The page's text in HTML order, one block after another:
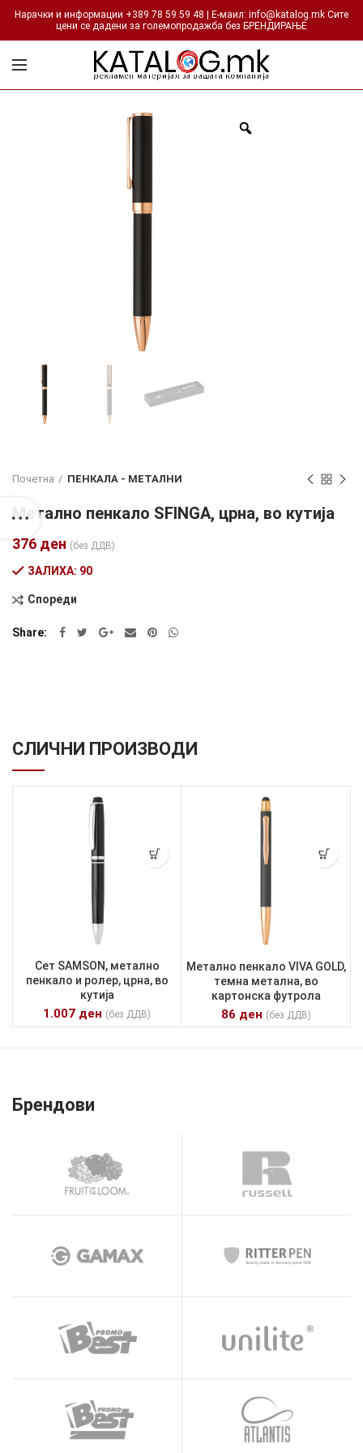
Нарачки и информации +389 78 59 59 48 | Е-маил: info@katalog.mk Сите
цени се дадени за големопродажба без БРЕНДИРАЊЕ
Почетна ПЕНКАЛА - МЕТАЛНИ
Метално пенкало SFINGA, црна, во кутија
376 ден (без ДДВ)
ЗАЛИХА: 90
Alternative:
Спореди
Share
СЛИЧНИ ПРОИЗВОДИ
Сет SAMSON, метално
пенкало и ролер, црна, во
кутија
1.007 ден (без ДДВ)
Метално пенкало VIVA GOLD,
темна метална, во
картонска футрола
86 ден (без ДДВ)
Брендови